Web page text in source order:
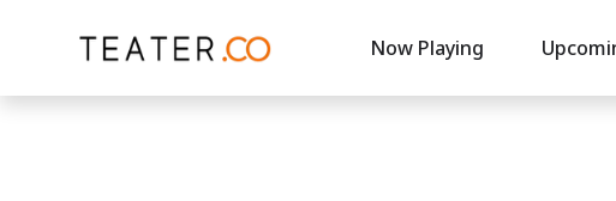
Now Playing